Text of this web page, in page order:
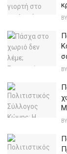
BY
BY
BY